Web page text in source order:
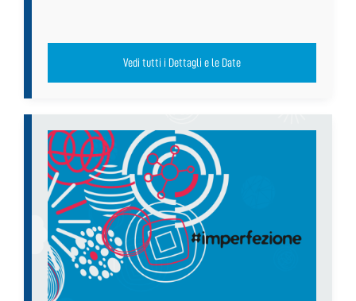
Vedi tutti i Dettagli e le Date